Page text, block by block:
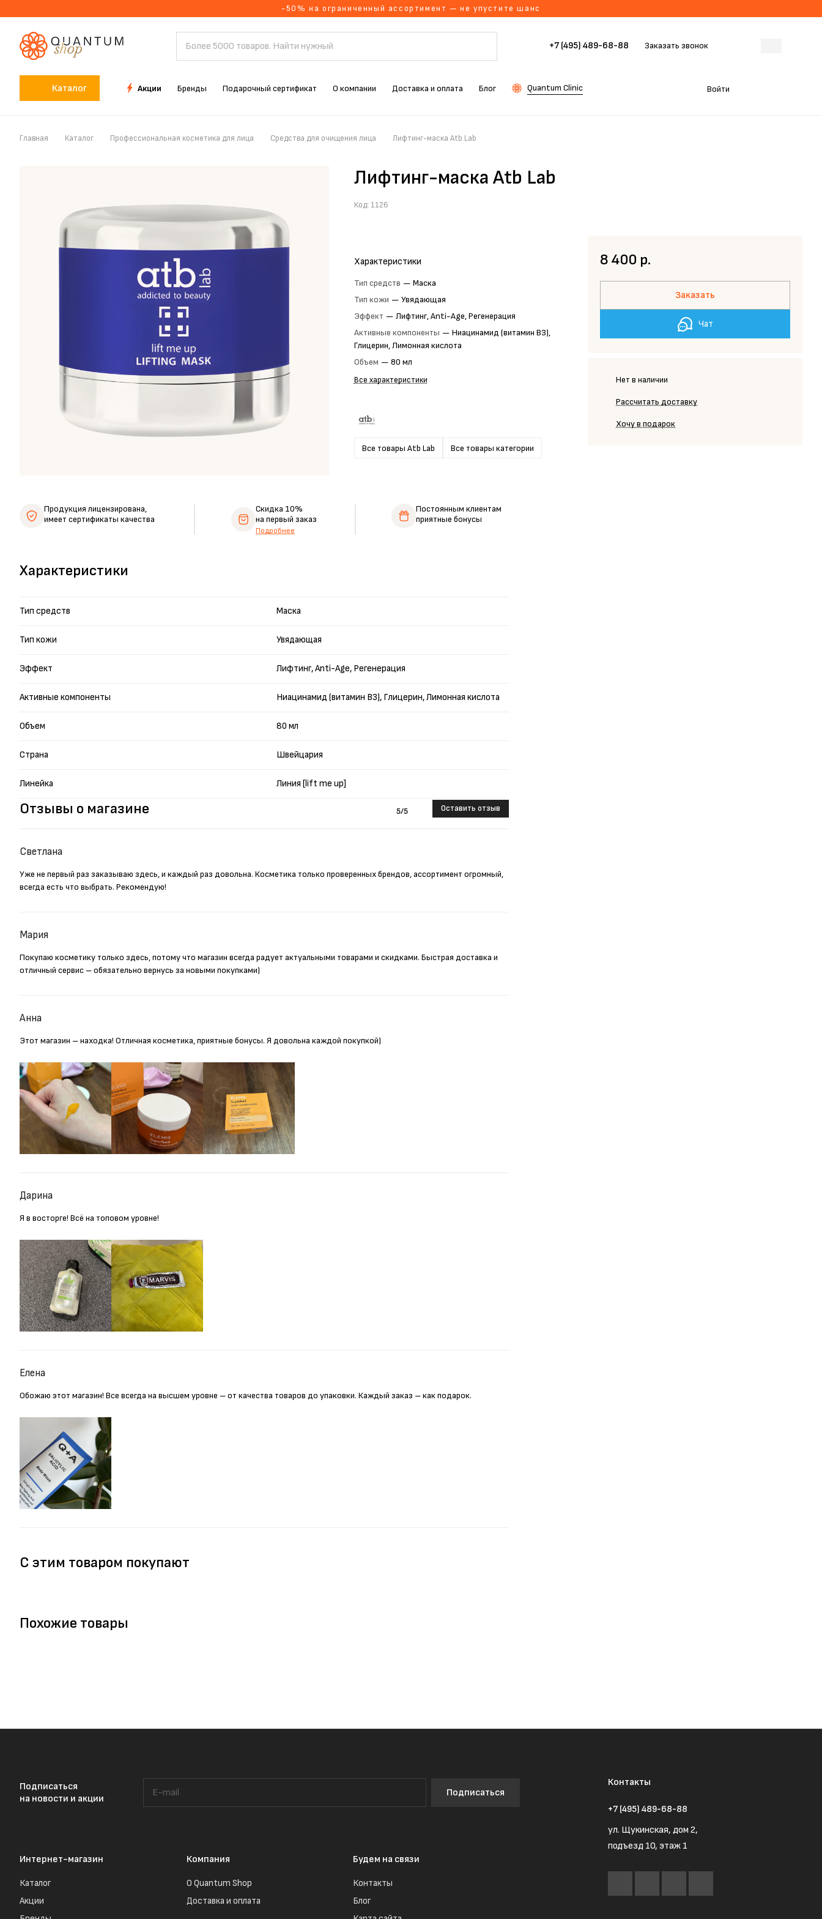
-50% на ограниченный ассортимент — не упустите шанс
+7 (495) 489-68-88 Заказать звонок
Каталог Акции Бренды Подарочный сертификат О компании Доставка и оплата Блог Quantum Clinic Войти
Главная Каталог Профессиональная косметика для лица Средства для очищения лица Лифтинг-маска Atb Lab
Лифтинг-маска Atb Lab
Код: 1126
Характеристики
Тип средств — Маска
Тип кожи — Увядающая
Эффект — Лифтинг, Anti-Age, Регенерация
Активные компоненты — Ниацинамид (витамин B3),
Глицерин, Лимонная кислота
Объем — 80 мл
Все характеристики
Все товары Atb Lab Все товары категории
8 400 р.
Заказать
Чат
Нет в наличии
Рассчитать доставку
Хочу в подарок
Отзывы о магазине 5/5 Оставить отзыв
Светлана
Уже не первый раз заказываю здесь, и каждый раз довольна. Косметика только проверенных брендов, ассортимент огромный,
всегда есть что выбрать. Рекомендую!
Мария
Покупаю косметику только здесь, потому что магазин всегда радует актуальными товарами и скидками. Быстрая доставка и
отличный сервис – обязательно вернусь за новыми покупками)
Анна
Этот магазин – находка! Отличная косметика, приятные бонусы. Я довольна каждой покупкой)
Дарина
Я в восторге! Всё на топовом уровне!
Елена
Обожаю этот магазин! Все всегда на высшем уровне – от качества товаров до упаковки. Каждый заказ – как подарок.
Характеристики
Тип средств Маска
Тип кожи Увядающая
Эффект Лифтинг, Anti-Age, Регенерация
Активные компоненты Ниацинамид (витамин B3), Глицерин, Лимонная кислота
Объем 80 мл
Страна Швейцария
Линейка Линия [lift me up]
Продукция лицензирована,
имеет сертификаты качества
Скидка 10%
на первый заказ
Подробнее
Постоянным клиентам
приятные бонусы
С этим товаром покупают
Похожие товары
Подписаться
на новости и акции
Подписаться
Интернет-магазин
Каталог
Акции
Компания
О Quantum Shop
Доставка и оплата
Будем на связи
Контакты
Блог
Контакты
+7 (495) 489-68-88
ул. Щукинская, дом 2,
подъезд 10, этаж 1